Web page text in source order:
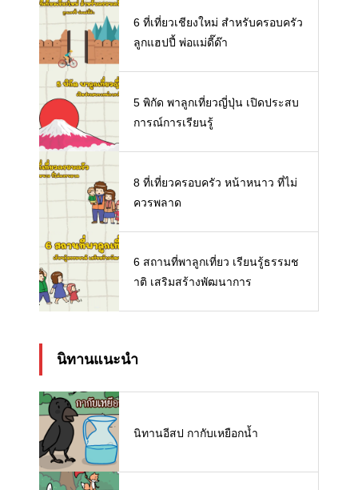
6 ที่เที่ยวเชียงใหม่ สำหรับครอบครัว
ลูกแฮปปี้ พ่อแม่ดี๊ด๊า
5 พิกัด พาลูกเที่ยวญี่ปุ่น เปิดประสบ
การณ์การเรียนรู้
8 ที่เที่ยวครอบครัว หน้าหนาว ที่ไม่
ควรพลาด
6 สถานที่พาลูกเที่ยว เรียนรู้ธรรมช
าติ เสริมสร้างพัฒนาการ
นิทานแนะนำ
นิทานอีสป กากับเหยือกน้ำ